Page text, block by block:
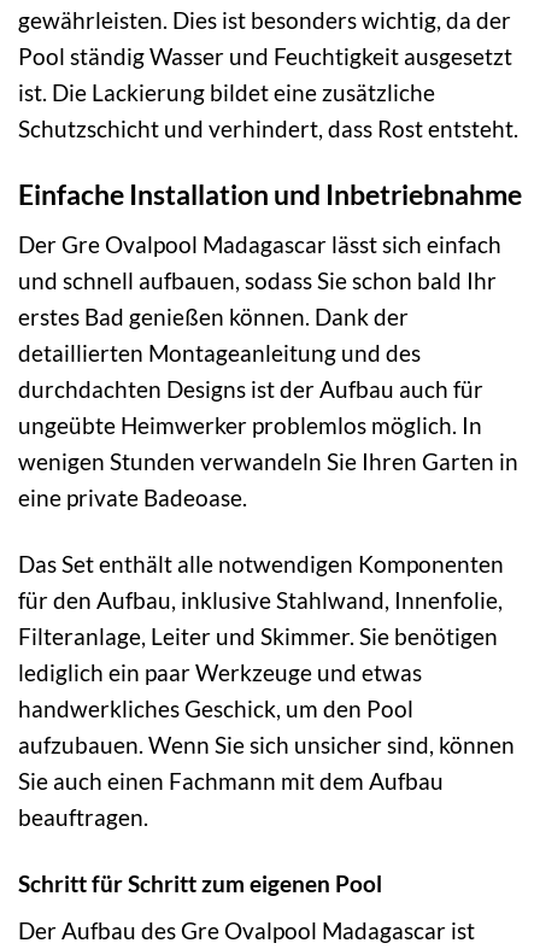
gewährleisten. Dies ist besonders wichtig, da der
Pool ständig Wasser und Feuchtigkeit ausgesetzt
ist. Die Lackierung bildet eine zusätzliche
Schutzschicht und verhindert, dass Rost entsteht.
Einfache Installation und Inbetriebnahme
Der Gre Ovalpool Madagascar lässt sich einfach
und schnell aufbauen, sodass Sie schon bald Ihr
erstes Bad genießen können. Dank der
detaillierten Montageanleitung und des
durchdachten Designs ist der Aufbau auch für
ungeübte Heimwerker problemlos möglich. In
wenigen Stunden verwandeln Sie Ihren Garten in
eine private Badeoase.
Das Set enthält alle notwendigen Komponenten
für den Aufbau, inklusive Stahlwand, Innenfolie,
Filteranlage, Leiter und Skimmer. Sie benötigen
lediglich ein paar Werkzeuge und etwas
handwerkliches Geschick, um den Pool
aufzubauen. Wenn Sie sich unsicher sind, können
Sie auch einen Fachmann mit dem Aufbau
beauftragen.
Schritt für Schritt zum eigenen Pool
Der Aufbau des Gre Ovalpool Madagascar ist